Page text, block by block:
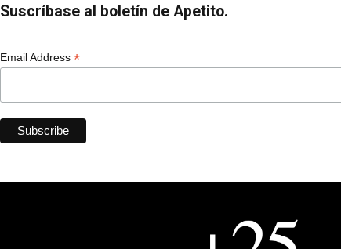
Suscríbase al boletín de Apetito.
Email Address *